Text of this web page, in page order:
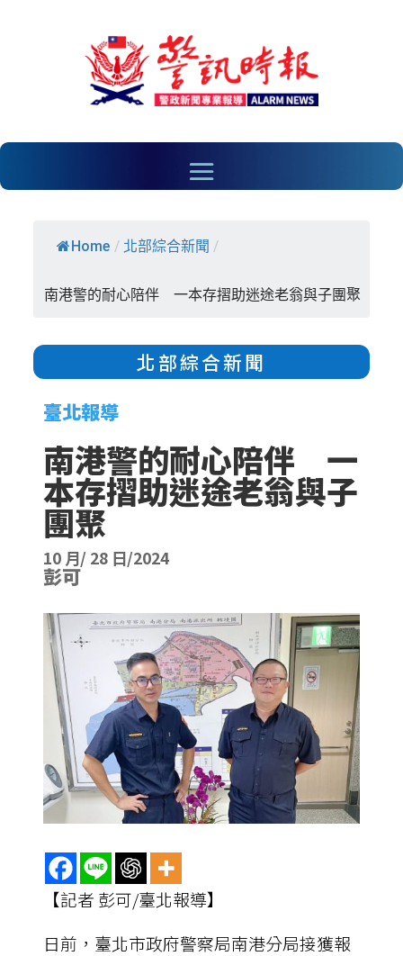
Home / 北部綜合新聞 /
南港警的耐心陪伴 一本存摺助迷途老翁與子團聚
北部綜合新聞
臺北報導
南港警的耐心陪伴 一
本存摺助迷途老翁與子
團聚
10 月/ 28 日/2024
彭可
【記者 彭可/臺北報導】
日前，臺北市政府警察局南港分局接獲報